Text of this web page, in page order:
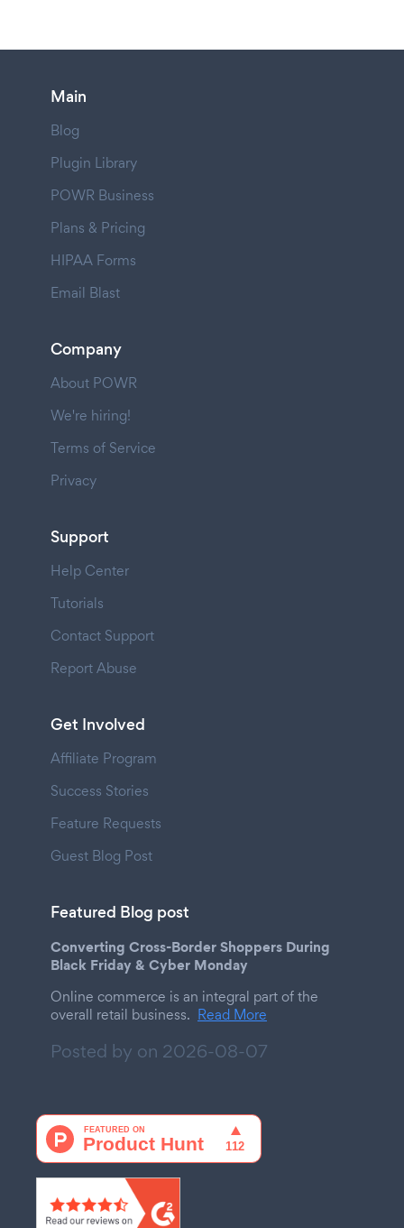
Main
Blog
Plugin Library
POWR Business
Plans & Pricing
HIPAA Forms
Email Blast
Company
About POWR
We're hiring!
Terms of Service
Privacy
Support
Help Center
Tutorials
Contact Support
Report Abuse
Get Involved
Affiliate Program
Success Stories
Feature Requests
Guest Blog Post
Featured Blog post
Converting Cross-Border Shoppers During
Black Friday & Cyber Monday
Online commerce is an integral part of the
overall retail business. Read More
Posted by on 2026-08-07